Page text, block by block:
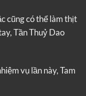
cũng có thể làm thịt
Tần Thuỷ Dao
vụ lần này, Tam